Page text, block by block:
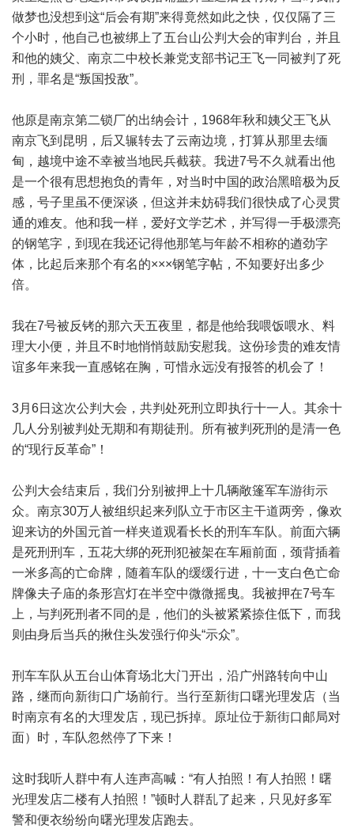
做梦也没想到这“后会有期”来得竟然如此之快，仅仅隔了三
个小时，他自己也被绑上了五台山公判大会的审判台，并且
和他的姨父、南京二中校长兼党支部书记王飞一同被判了死
刑，罪名是“叛国投敌”。
他原是南京第二锁厂的出纳会计，1968年秋和姨父王飞从
南京飞到昆明，后又辗转去了云南边境，打算从那里去缅
甸，越境中途不幸被当地民兵截获。我进7号不久就看出他
是一个很有思想抱负的青年，对当时中国的政治黑暗极为反
感，号子里虽不便深谈，但这并未妨碍我们很快成了心灵贯
通的难友。他和我一样，爱好文学艺术，并写得一手极漂亮
的钢笔字，到现在我还记得他那笔与年龄不相称的遒劲字
体，比起后来那个有名的×××钢笔字帖，不知要好出多少
倍。
我在7号被反铐的那六天五夜里，都是他给我喂饭喂水、料
理大小便，并且不时地悄悄鼓励安慰我。这份珍贵的难友情
谊多年来我一直感铭在胸，可惜永远没有报答的机会了！
3月6日这次公判大会，共判处死刑立即执行十一人。其余十
几人分别被判处无期和有期徒刑。所有被判死刑的是清一色
的“现行反革命”！
公判大会结束后，我们分别被押上十几辆敞篷军车游街示
众。南京30万人被组织起来列队立于市区主干道两旁，像欢
迎来访的外国元首一样夹道观看长长的刑车车队。前面六辆
是死刑刑车，五花大绑的死刑犯被架在车厢前面，颈背插着
一米多高的亡命牌，随着车队的缓缓行进，十一支白色亡命
牌像夫子庙的条形宫灯在半空中微微摇曳。我被押在7号车
上，与判死刑者不同的是，他们的头被紧紧捺住低下，而我
则由身后当兵的揪住头发强行仰头“示众”。
刑车车队从五台山体育场北大门开出，沿广州路转向中山
路，继而向新街口广场前行。当行至新街口曙光理发店（当
时南京有名的大理发店，现已拆掉。原址位于新街口邮局对
面）时，车队忽然停了下来！
这时我听人群中有人连声高喊：“有人拍照！有人拍照！曙
光理发店二楼有人拍照！”顿时人群乱了起来，只见好多军
警和便衣纷纷向曙光理发店跑去。